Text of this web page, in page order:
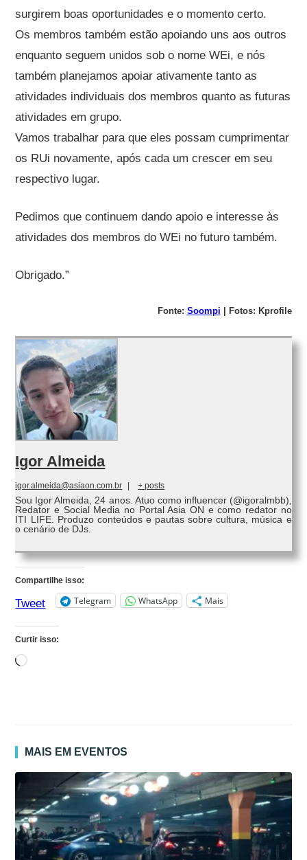
surgirem boas oportunidades e o momento certo.
Os membros também estão apoiando uns aos outros
enquanto seguem unidos sob o nome WEi, e nós
também planejamos apoiar ativamente tanto as
atividades individuais dos membros quanto as futuras
atividades em grupo.
Vamos trabalhar para que eles possam cumprimentar
os RUi novamente, após cada um crescer em seu
respectivo lugar.
Pedimos que continuem dando apoio e interesse às
atividades dos membros do WEi no futuro também.
Obrigado.”
Fonte: Soompi | Fotos: Kprofile
Igor Almeida
igor.almeida@asiaon.com.br + posts
Sou Igor Almeida, 24 anos. Atuo como influencer (@igoralmbb),
Redator e Social Media no Portal Asia ON e como redator no
ITI LIFE. Produzo conteúdos e pautas sobre cultura, música e
o cenário de DJs.
Compartilhe isso:
Tweet Telegram WhatsApp Mais
Curtir isso:
Carregando...
MAIS EM EVENTOS